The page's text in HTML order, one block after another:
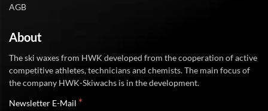
AGB
About
The ski waxes from HWK developed from the cooperation of active
competitive athletes, technicians and chemists. The main focus of
the company HWK-Skiwachs is in the development.
Newsletter E-Mail *